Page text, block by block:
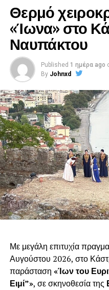
Θερμό
«Ίωνα» στο
Ναυπάκτου
Published 1 ημέρα ago
By Johnxd
Με μεγάλη επιτυχία
Αυγούστου 2026, στο
παράσταση «Ίων του
Ειμί”», σε σκηνοθεσία της